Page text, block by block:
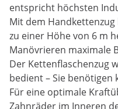
entspricht höchsten
Mit dem Handkettenzug
zu einer Höhe von 6 m
Manövrieren maximale
Der Kettenflaschenzug
bedient – Sie benötigen
Für eine optimale
Zahnräder im Inneren